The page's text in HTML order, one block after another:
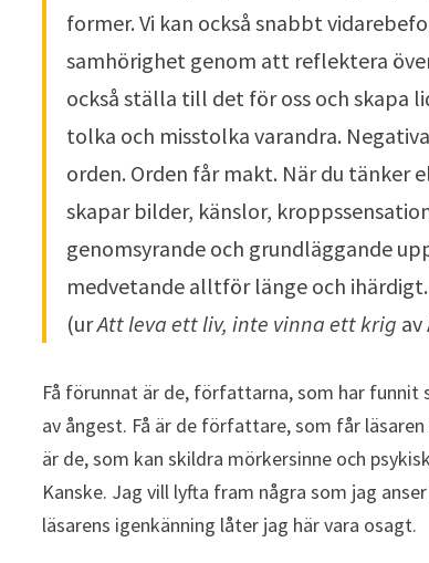
former. Vi kan också snabbt
samhörighet genom att reflektera
också ställa till det för oss och skapa
tolka och misstolka varandra.
orden. Orden får makt. När du tänker
skapar bilder, känslor,
genomsyrande och grundläggande
medvetande alltför länge och ihärdigt.
(urAtt leva ett liv, inte vinna ett krig av
Få förunnat är de, författarna, som har funnit
av ångest. Få är de författare, som får
är de, som kan skildra mörkersinne och
Kanske. Jag vill lyfta fram några som jag
läsarens igenkänning låter jag här vara osagt.